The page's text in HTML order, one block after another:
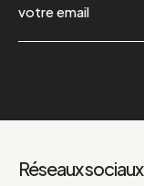
Réseaux sociaux